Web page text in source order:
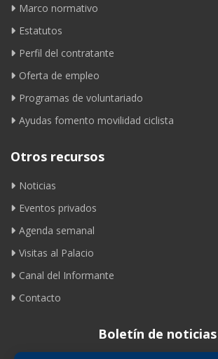
Marco normativo
Estatutos
Perfil del contratante
Oferta de empleo
Programas de voluntariado
Ayudas fomento movilidad ciclista
Otros recursos
Noticias
Eventos privados
Agenda semanal
Visitas al Palacio
Canal del Informante
Contacto
Boletín de noticias